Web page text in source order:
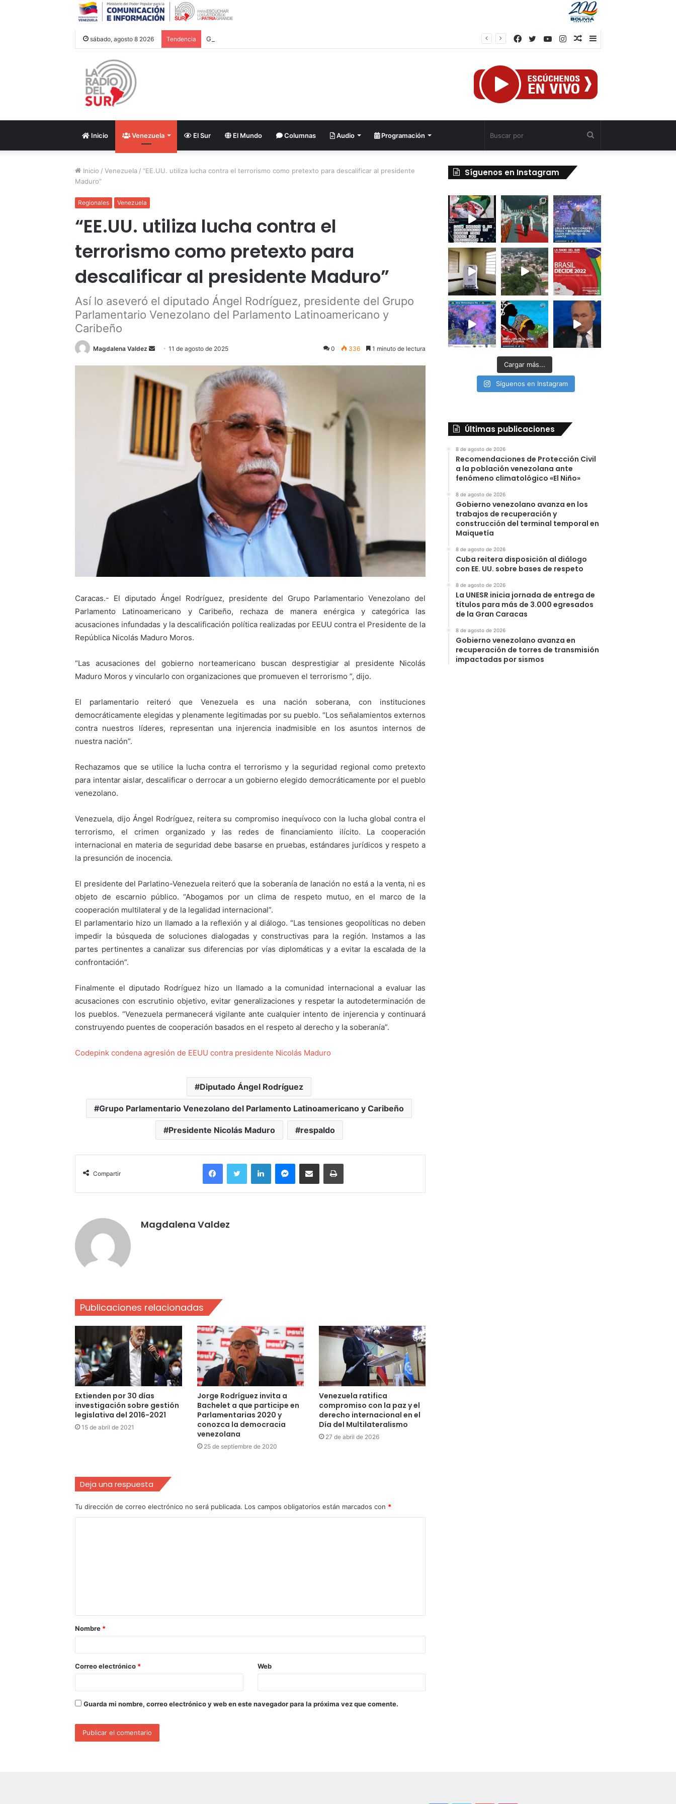
sábado, agosto 8 2026 Tendencia
Barra
Publicación
azar
Instagram
YouTube
Twitter
Facebook
Inicio Venezuela El Sur El Mundo Columnas Audio Programación
Inicio / Venezuela / “EE.UU. utiliza lucha contra el terrorismo como pretexto para descalificar al presidente
Maduro”
Regionales Venezuela
“EE.UU. utiliza lucha contra el
terrorismo como pretexto para
descalificar al presidente Maduro”
Así lo aseveró el diputado Ángel Rodríguez, presidente del Grupo
Parlamentario Venezolano del Parlamento Latinoamericano y
Caribeño
Magdalena Valdez
Send11 de agosto de 2025 0 336 1 minuto de lectura
Caracas.- El diputado Ángel Rodríguez, presidente del Grupo Parlamentario Venezolano del
Parlamento Latinoamericano y Caribeño, rechaza de manera enérgica y categórica las
acusaciones infundadas y la descalificación política realizadas por EEUU contra el Presidente de la
República Nicolás Maduro Moros.
“Las acusaciones del gobierno norteamericano buscan desprestigiar al presidente Nicolás
Maduro Moros y vincularlo con organizaciones que promueven el terrorismo ”, dijo.
El parlamentario reiteró que Venezuela es una nación soberana, con instituciones
democráticamente elegidas y plenamente legitimadas por su pueblo. “Los señalamientos externos
contra nuestros líderes, representan una injerencia inadmisible en los asuntos internos de
nuestra nación”.
Rechazamos que se utilice la lucha contra el terrorismo y la seguridad regional como pretexto
para intentar aislar, descalificar o derrocar a un gobierno elegido democráticamente por el pueblo
venezolano.
Venezuela, dijo Ángel Rodríguez, reitera su compromiso inequívoco con la lucha global contra el
terrorismo, el crimen organizado y las redes de financiamiento ilícito. La cooperación
internacional en materia de seguridad debe basarse en pruebas, estándares jurídicos y respeto a
la presunción de inocencia.
El presidente del Parlatino-Venezuela reiteró que la soberanía de lanación no está a la venta, ni es
objeto de escarnio público. “Abogamos por un clima de respeto mutuo, en el marco de la
cooperación multilateral y de la legalidad internacional”.
El parlamentario hizo un llamado a la reflexión y al diálogo. “Las tensiones geopolíticas no deben
impedir la búsqueda de soluciones dialogadas y constructivas para la región. Instamos a las
partes pertinentes a canalizar sus diferencias por vías diplomáticas y a evitar la escalada de la
confrontación”.
Finalmente el diputado Rodríguez hizo un llamado a la comunidad internacional a evaluar las
acusaciones con escrutinio objetivo, evitar generalizaciones y respetar la autodeterminación de
los pueblos. “Venezuela permanecerá vigilante ante cualquier intento de injerencia y continuará
construyendo puentes de cooperación basados en el respeto al derecho y la soberanía”.
Codepink condena agresión de EEUU contra presidente Nicolás Maduro
Diputado Ángel Rodríguez
Grupo Parlamentario Venezolano del Parlamento Latinoamericano y Caribeño
Presidente Nicolás Maduro respaldo
Compartir
FacebookTwitter LinkedInMessengerCompartir por correo electrónicoImprimir
Magdalena Valdez
Publicaciones relacionadas
Extienden por 30 días
investigación sobre gestión
legislativa del 2016-2021
15 de abril de 2021
Jorge Rodríguez invita a
Bachelet a que participe en
Parlamentarias 2020 y
conozca la democracia
venezolana
25 de septiembre de 2020
Venezuela ratifica
compromiso con la paz y el
derecho internacional en el
Día del Multilateralismo
27 de abril de 2026
Deja una respuesta
Tu dirección de correo electrónico no será publicada. Los campos obligatorios están marcados con *
Nombre *
Correo electrónico * Web
Guarda mi nombre, correo electrónico y web en este navegador para la próxima vez que comente.
Síguenos en Instagram
Cargar más...
Síguenos en Instagram
Últimas publicaciones
8 de agosto de 2026
Recomendaciones de Protección Civil
a la población venezolana ante
fenómeno climatológico «El Niño»
8 de agosto de 2026
Gobierno venezolano avanza en los
trabajos de recuperación y
construcción del terminal temporal en
Maiquetía
8 de agosto de 2026
Cuba reitera disposición al diálogo
con EE. UU. sobre bases de respeto
8 de agosto de 2026
La UNESR inicia jornada de entrega de
títulos para más de 3.000 egresados
de la Gran Caracas
8 de agosto de 2026
Gobierno venezolano avanza en
recuperación de torres de transmisión
impactadas por sismos